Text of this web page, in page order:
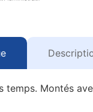
temps. Montés